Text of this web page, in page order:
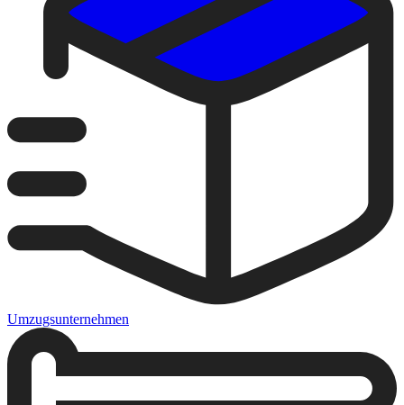
Umzugsunternehmen